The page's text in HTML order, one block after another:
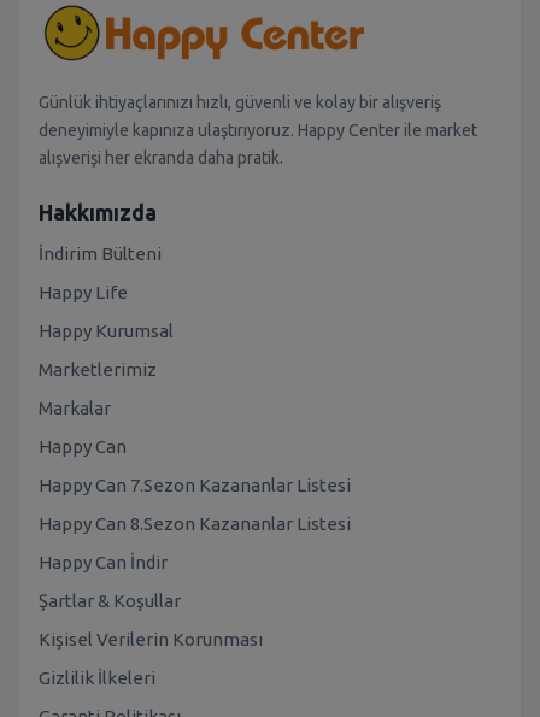
Günlük ihtiyaçlarınızı hızlı, güvenli ve kolay bir alışveriş
deneyimiyle kapınıza ulaştırıyoruz. Happy Center ile market
alışverişi her ekranda daha pratik.
Hakkımızda
İndirim Bülteni
Happy Life
Happy Kurumsal
Marketlerimiz
Markalar
Happy Can
Happy Can 7.Sezon Kazananlar Listesi
Happy Can 8.Sezon Kazananlar Listesi
Happy Can İndir
Şartlar & Koşullar
Kişisel Verilerin Korunması
Gizlilik İlkeleri